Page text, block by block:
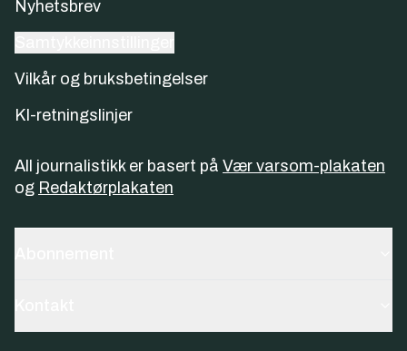
Nyhetsbrev
Vilkår og bruksbetingelser
KI-retningslinjer
All journalistikk er basert på Vær varsom-plakaten
og Redaktørplakaten